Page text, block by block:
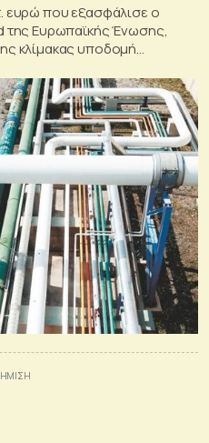
ευρώ που εξασφάλισε ο
Ευρωπαϊκής Ένωσης,
κλίμακας υποδομή